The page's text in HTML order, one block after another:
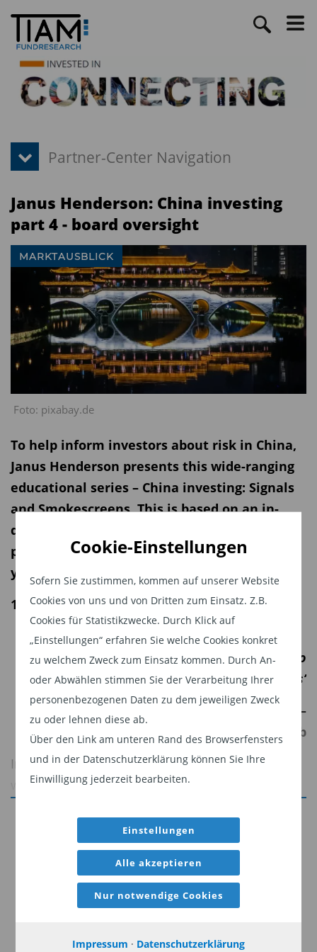
Cookie-Einstellungen
Sofern Sie zustimmen, kommen auf unserer Website
Cookies von uns und von Dritten zum Einsatz. Z.B.
Cookies für Statistikzwecke. Durch Klick auf
„Einstellungen“ erfahren Sie welche Cookies konkret
zu welchem Zweck zum Einsatz kommen. Durch An-
oder Abwählen stimmen Sie der Verarbeitung Ihrer
personenbezogenen Daten zu dem jeweiligen Zweck
zu oder lehnen diese ab.
Über den Link am unteren Rand des Browserfensters
und in der Datenschutzerklärung können Sie Ihre
Einwilligung jederzeit bearbeiten.
Einstellungen
Alle akzeptieren
Nur notwendige Cookies
Impressum · Datenschutzerklärung
Janus Henderson: China investing
part 4 - board oversight
Foto: pixabay.de
MARKTAUSBLICK
To help inform investors about risk in China,
Janus Henderson presents this wide-ranging
educational series – China investing: Signals
and Smokescreens. This is based on an in-
depth study of China stocks that underwent
periods of intense financial stress in recent
years.
16.07.2018 | 14:00 Uhr
​‘A fox may preach religion, but it still intends to
steal chickens’
Judge intentions by actions, not words –
Chinese proverb
In all markets, good corporate governance starts
with the board of directors. In China, however,
when evaluating governance and the board’s
composition often provides an insight into the
mind of a company’s ultimate controlling
shareholder. In our review of over 50 companies
in the ‘Signals and Smokescreens’ study, over
Jetzt weiterlesen
Dieser Inhalt ist für professionelle Anleger
bestimmt. Mit Klick auf "Weiter" bestätigen
Sie, dass Sie ein professioneller Anleger sind
und stimmen unsererDatenschutzerklärung